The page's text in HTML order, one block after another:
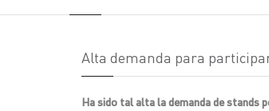
Alta demanda para
Ha sido tal alta la demanda de